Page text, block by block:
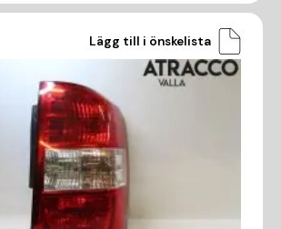
Lägg till i önskelista